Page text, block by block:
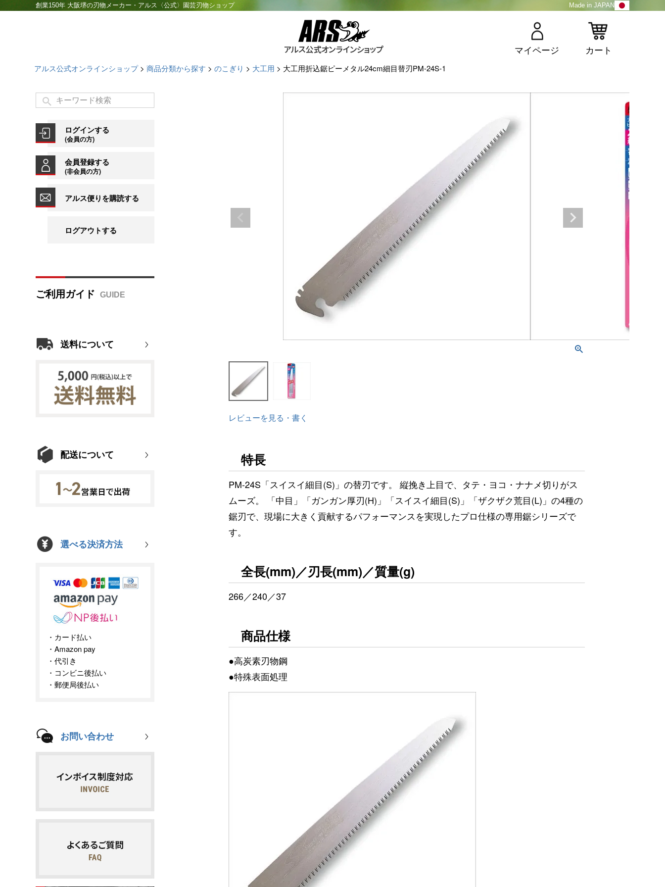
創業150年 大阪堺の刃物メーカー・アルス〈公式〉園芸刃物ショップ Made in JAPAN
マイページ カート
アルス公式オンラインショップ 商品分類から探す のこぎり 大工用 大工用折込鋸ピーメタル24cm細目替刃PM-24S-1
ログインする
(会員の方)
会員登録する
(非会員の方)
アルス便りを購読する
ログアウトする
ご利用ガイド
送料について
配送について
選べる決済方法
カード払い
Amazon pay
代引き
コンビニ後払い
郵便局後払い
お問い合わせ
レビューを見る・書く
特長
PM-24S「スイスイ細目(S)」の替刃です。 縦挽き上目で、タテ・ヨコ・ナナメ切りがス
ムーズ。 「中目」「ガンガン厚刃(H)」「スイスイ細目(S)」「ザクザク荒目(L)」の4種の
鋸刃で、現場に大きく貢献するパフォーマンスを実現したプロ仕様の専用鋸シリーズで
す。
全長(mm)／刃長(mm)／質量(g)
266／240／37
商品仕様
●高炭素刃物鋼
●特殊表面処理